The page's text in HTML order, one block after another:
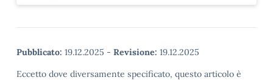
Pubblicato: 19.12.2025 - Revisione: 19.12.2025
Eccetto dove diversamente specificato, questo articolo è